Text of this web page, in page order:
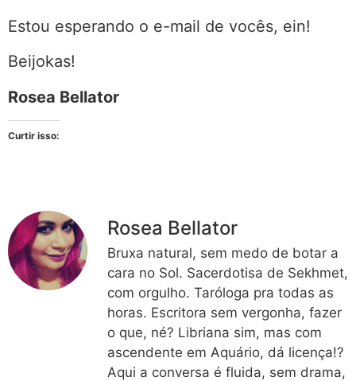
Estou esperando o e-mail de vocês, ein!
Beijokas!
Rosea Bellator
Curtir isso:
Rosea Bellator
Bruxa natural, sem medo de botar a
cara no Sol. Sacerdotisa de Sekhmet,
com orgulho. Taróloga pra todas as
horas. Escritora sem vergonha, fazer
o que, né? Libriana sim, mas com
ascendente em Aquário, dá licença!?
Aqui a conversa é fluida, sem drama,